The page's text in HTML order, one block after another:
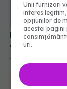
La cât timp
de ras.
10 apr 2026, 18:04
Unii furnizori
interes
opțiunilor de
acestei pagini
uri.